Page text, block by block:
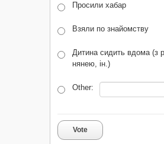
Просили хабар
Взяли по знайомству
Дитина сидить вдома (з
нянею, ін.)
Other:
Vote